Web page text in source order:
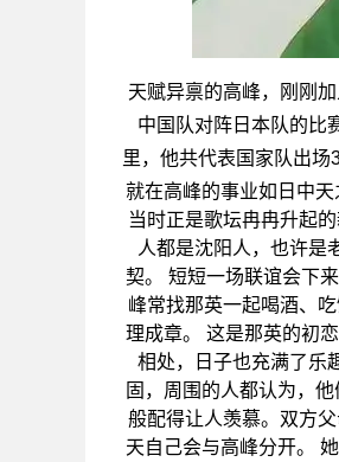
天赋异禀的高峰，刚刚
中国队对阵日本队的比
里，他共代表国家队出场
就在高峰的事业如日中
当时正是歌坛冉冉升起
人都是沈阳人，也许是
契。 短短一场联谊会下
峰常找那英一起喝酒、
理成章。 这是那英的初
相处，日子也充满了乐
固，周围的人都认为，
般配得让人羡慕。双方
天自己会与高峰分开。